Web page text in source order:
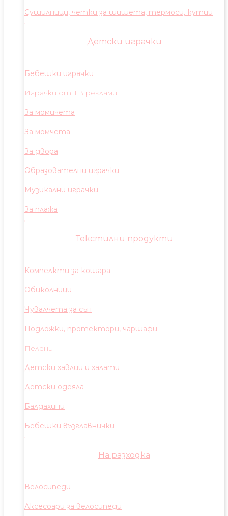
Сушилници, четки за шишета, термоси, кутии
Детски играчки
Бебешки играчки
Играчки от ТВ реклами
За момичета
За момчета
За двора
Образователни играчки
Музикални играчки
За плажа
Текстилни продукти
Компелкти за кошара
Обиколници
Чувалчета за сън
Подложки, протектори, чаршафи
Пелени
Детски хавлии и халати
Детски одеяла
Балдахини
Бебешки възглавнички
На разходка
Велосипеди
Аксесоари за велосипеди